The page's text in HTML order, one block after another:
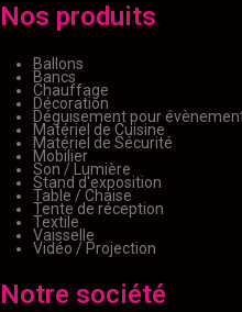
Nos produits
Ballons
Bancs
Chauffage
Décoration
Déguisement pour
Matériel de Cuisine
Matériel de Sécurité
Mobilier
Son / Lumière
Stand d'exposition
Table / Chaise
Tente de réception
Textile
Vaisselle
Vidéo / Projection
Notre société